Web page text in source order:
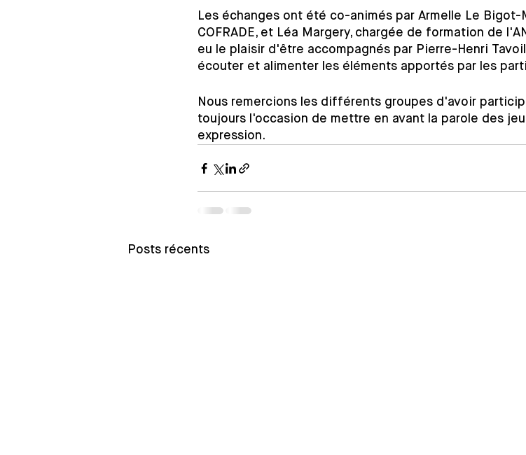
Les échanges ont été co-animés par Armelle Le Bigot-
COFRADE, et Léa Margery, chargée de formation de
eu le plaisir d'être accompagnés par Pierre-Henri
écouter et alimenter les éléments apportés par les
Nous remercions les différents groupes d'avoir
toujours l'occasion de mettre en avant la parole des
expression.
Posts récents